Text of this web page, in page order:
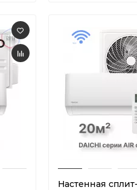
Настенная